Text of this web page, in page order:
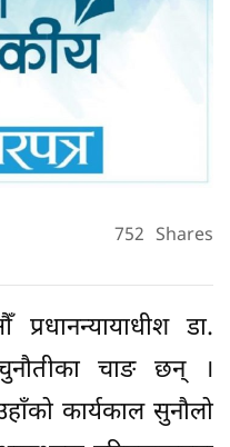
752 Shares
डा.
चाङ छन् ।
कार्यकाल सुनौलो